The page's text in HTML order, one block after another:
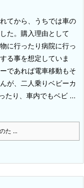
てから、うちでは車の
た。購入理由として
に行ったり病院に行っ
る事を想定していま
であれば電車移動もそ
が、二人乗りベビーカ
たり、車内でもベビ ...
た ...